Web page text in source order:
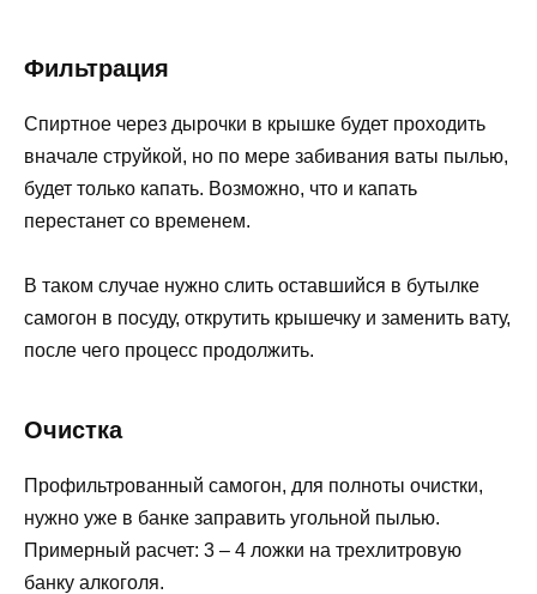
Фильтрация
Спиртное через дырочки в крышке будет проходить
вначале струйкой, но по мере забивания ваты пылью,
будет только капать. Возможно, что и капать
перестанет со временем.
В таком случае нужно слить оставшийся в бутылке
самогон в посуду, открутить крышечку и заменить вату,
после чего процесс продолжить.
Очистка
Профильтрованный самогон, для полноты очистки,
нужно уже в банке заправить угольной пылью.
Примерный расчет: 3 – 4 ложки на трехлитровую
банку алкоголя.